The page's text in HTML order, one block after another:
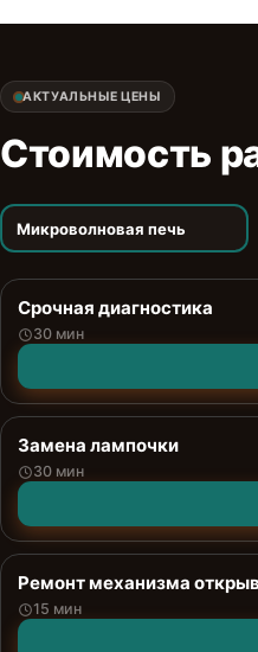
АКТУАЛЬНЫЕ ЦЕНЫ
Стоимость
Микроволновая печь
Срочная диагностика
30 мин
Замена лампочки
30 мин
Ремонт механизма
15 мин